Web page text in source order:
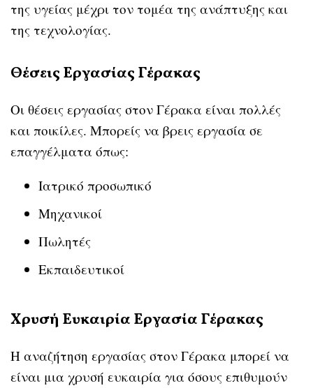
της υγείας μέχρι τον τομέα της ανάπτυξης και
της τεχνολογίας.
Θέσεις Εργασίας Γέρακας
Οι θέσεις εργασίας στον Γέρακα είναι πολλές
και ποικίλες. Μπορείς να βρεις εργασία σε
επαγγέλματα όπως:
Ιατρικό προσωπικό
Μηχανικοί
Πωλητές
Εκπαιδευτικοί
Χρυσή Ευκαιρία Εργασία Γέρακας
Η αναζήτηση εργασίας στον Γέρακα μπορεί να
είναι μια χρυσή ευκαιρία για όσους επιθυμούν